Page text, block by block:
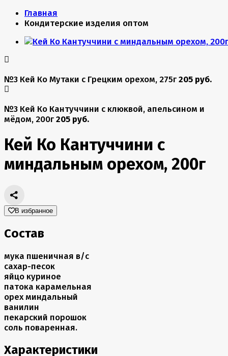
Главная
Кондитерские изделия оптом
№3 Кей Ко Мутаки с Грецким орехом, 275г 205 руб.
№3 Кей Ко Кантуччини с клюквой, апельсином и
мёдом, 200г 205 руб.
Кей Ко Кантуччини с
миндальным орехом, 200г
В избранное
Состав
мука пшеничная в/с
сахар-песок
яйцо куриное
патока карамельная
орех миндальный
ванилин
пекарский порошок
соль поваренная.
Характеристики